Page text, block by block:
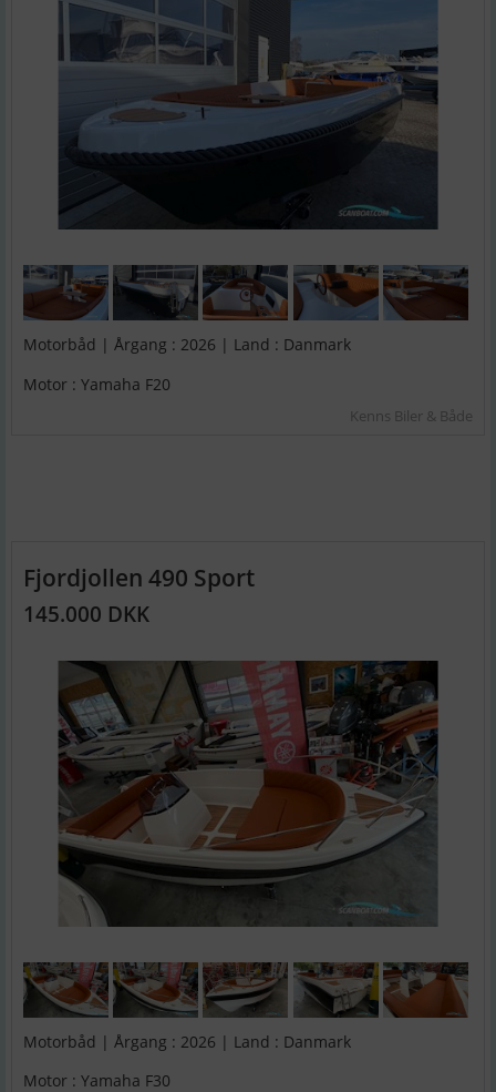
Motorbåd | Årgang : 2026 | Land : Danmark
Motor : Yamaha F20
Kenns Biler & Både
Fjordjollen 490 Sport
145.000 DKK
Motorbåd | Årgang : 2026 | Land : Danmark
Motor : Yamaha F30